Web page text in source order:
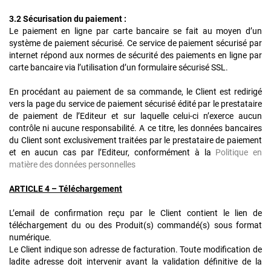
3.2 Sécurisation du paiement :
Le paiement en ligne par carte bancaire se fait au moyen d’un
système de paiement sécurisé. Ce service de paiement sécurisé par
internet répond aux normes de sécurité des paiements en ligne par
carte bancaire via l’utilisation d’un formulaire sécurisé SSL.
En procédant au paiement de sa commande, le Client est redirigé
vers la page du service de paiement sécurisé édité par le prestataire
de paiement de l’Editeur et sur laquelle celui-ci n’exerce aucun
contrôle ni aucune responsabilité. A ce titre, les données bancaires
du Client sont exclusivement traitées par le prestataire de paiement
et en aucun cas par l’Editeur, conformément à la Politique en
matière des données personnelles
ARTICLE 4 – Téléchargement
L’email de confirmation reçu par le Client contient le lien de
téléchargement du ou des Produit(s) commandé(s) sous format
numérique.
Le Client indique son adresse de facturation. Toute modification de
ladite adresse doit intervenir avant la validation définitive de la